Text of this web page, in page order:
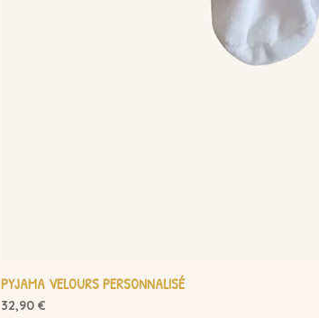
PYJAMA VELOURS PERSONNALISÉ
Prix
32,90 €